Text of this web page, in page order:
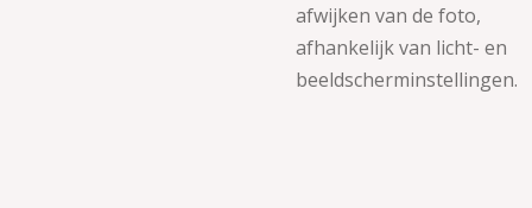
afwijken van de foto,
afhankelijk van licht- en
beeldscherminstellingen.